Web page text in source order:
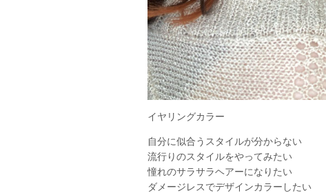
イヤリングカラー️
︎自分に似合うスタイルが分からない
︎流行りのスタイルをやってみたい
︎憧れのサラサラヘアーになりたい
︎ダメージレスでデザインカラーしたい